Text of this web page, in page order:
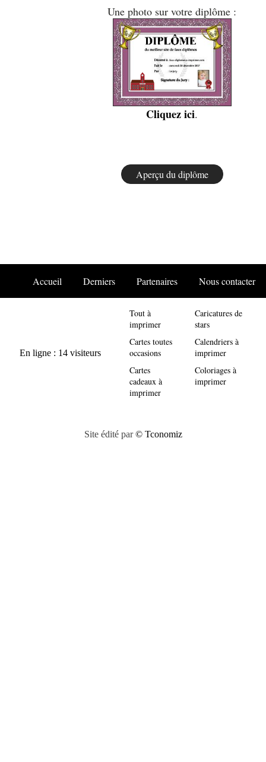
Une photo sur votre diplôme :
Cliquez ici.
Accueil Derniers Partenaires Nous contacter
Tout à
imprimer
Cartes toutes
occasions
Cartes
cadeaux à
imprimer
Caricatures de
stars
Calendriers à
imprimer
Coloriages à
imprimer
Site édité par© Tconomiz